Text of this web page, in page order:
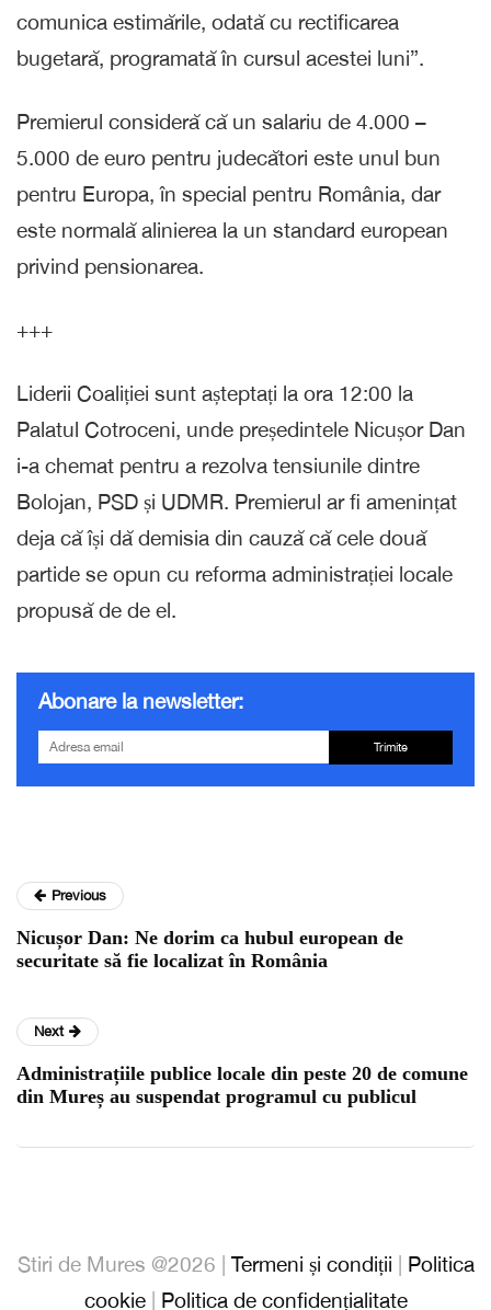
comunica estimările, odată cu rectificarea
bugetară, programată în cursul acestei luni”.
Premierul consideră că un salariu de 4.000 –
5.000 de euro pentru judecători este unul bun
pentru Europa, în special pentru România, dar
este normală alinierea la un standard european
privind pensionarea.
+++
Liderii Coaliției sunt așteptați la ora 12:00 la
Palatul Cotroceni, unde președintele Nicușor Dan
i-a chemat pentru a rezolva tensiunile dintre
Bolojan, PSD și UDMR. Premierul ar fi amenințat
deja că își dă demisia din cauză că cele două
partide se opun cu reforma administrației locale
propusă de de el.
Abonare la newsletter:
Trimite
Previous
Nicușor Dan: Ne dorim ca hubul european de
securitate să fie localizat în România
Next
Administrațiile publice locale din peste 20 de comune
din Mureș au suspendat programul cu publicul
Stiri de Mures @2026 | Termeni și condiții
Politica
cookie| Politica de confidențialitate